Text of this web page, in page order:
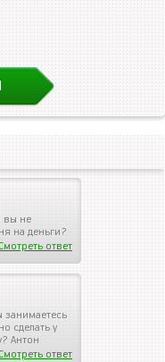
вы не
на деньги?
Смотреть ответ
сделать у
Антон
Смотреть ответ